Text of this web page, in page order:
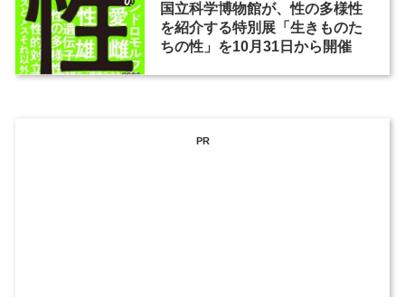
国立科学博物館が、性の多様性
を紹介する特別展「生きものた
ちの性」を10月31日から開催
PR